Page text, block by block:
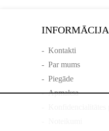
INFORMĀCIJA
- Kontakti
- Par mums
- Piegāde
-Apmaksa